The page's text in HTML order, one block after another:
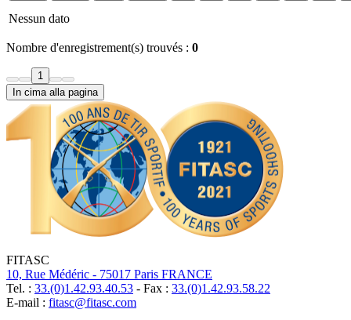
Nessun dato
Nombre d'enregistrement(s) trouvés : 0
1
In cima alla pagina
FITASC
10, Rue Médéric - 75017 Paris FRANCE
Tel. : 33.(0)1.42.93.40.53 - Fax : 33.(0)1.42.93.58.22
E-mail : fitasc@fitasc.com